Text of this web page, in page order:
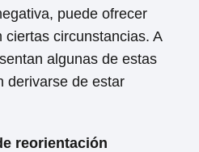
puede ofrecer
ciertas circunstancias. A
algunas de estas
derivarse de estar
reorientación